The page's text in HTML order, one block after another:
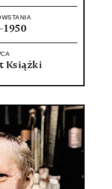
1950
Książki